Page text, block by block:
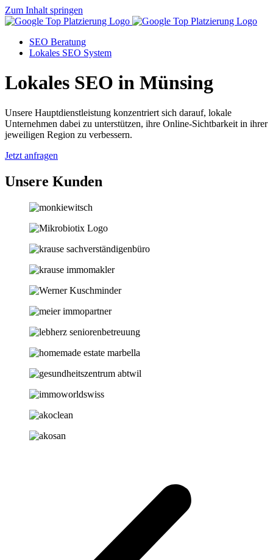
Zum Inhalt springen
SEO Beratung
Lokales SEO System
Lokales SEO in Münsing
Unsere Hauptdienstleistung konzentriert sich darauf, lokale
Unternehmen dabei zu unterstützen, ihre Online-Sichtbarkeit in ihrer
jeweiligen Region zu verbessern.
Jetzt anfragen
Unsere Kunden